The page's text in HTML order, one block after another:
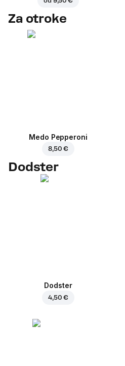
Za otroke
Medo Pepperoni
8,50 €
Dodster
Dodster
4,50 €